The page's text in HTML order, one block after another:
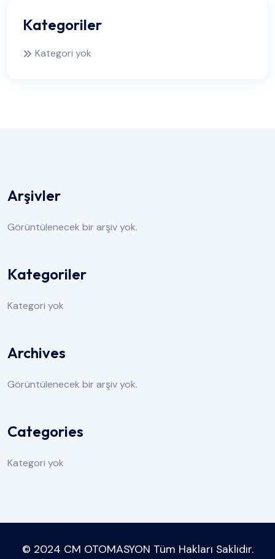
Kategoriler
Kategori yok
Arşivler
Görüntülenecek bir arşiv yok.
Kategoriler
Kategori yok
Archives
Görüntülenecek bir arşiv yok.
Categories
Kategori yok
© 2024 CM OTOMASYON Tüm Hakları Saklıdır.